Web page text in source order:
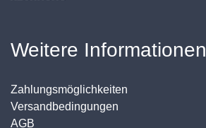
Weitere Informationen
Zahlungsmöglichkeiten
Versandbedingungen
AGB